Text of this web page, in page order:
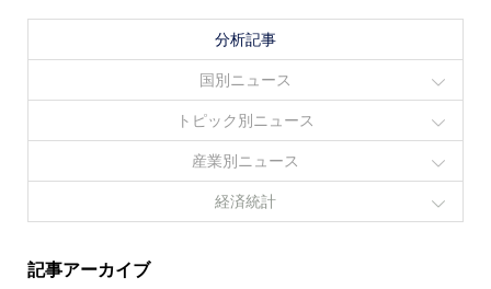
分析記事
国別ニュース
トピック別ニュース
産業別ニュース
経済統計
記事アーカイブ